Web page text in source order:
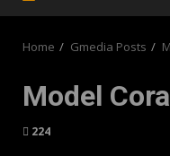
Home Gmedia Posts
Model
224